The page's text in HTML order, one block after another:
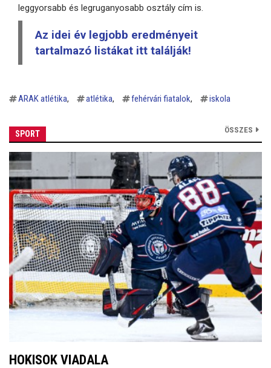
leggyorsabb és legruganyosabb osztály cím is.
Az idei év legjobb eredményeit
tartalmazó listákat itt találják!
ARAK atlétika atlétika fehérvári fiatalok iskola
SPORT ÖSSZES
HOKISOK VIADALA